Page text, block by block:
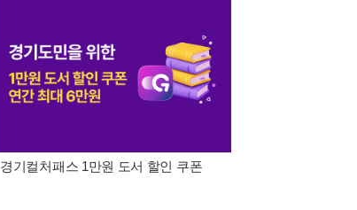
경기컬처패스 1만원 도서 할인 쿠폰